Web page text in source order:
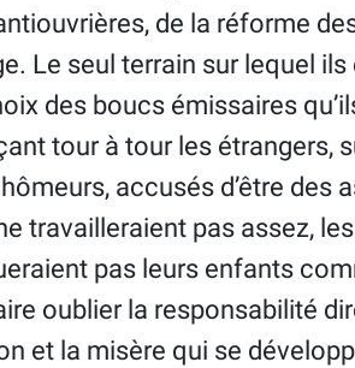
de la réforme
Le seul terrain sur lequel
des boucs émissaires
tour à tour les étrangers,
accusés d’être des
travailleraient pas assez,
pas leurs enfants
oublier la responsabilité
et la misère qui se